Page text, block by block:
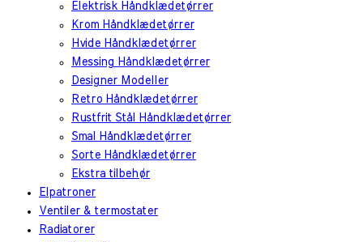
Elektrisk Håndklædetørrer
Krom Håndklædetørrer
Hvide Håndklædetørrer
Messing Håndklædetørrer
Designer Modeller
Retro Håndklædetørrer
Rustfrit Stål Håndklædetørrer
Smal Håndklædetørrer
Sorte Håndklædetørrer
Ekstra tilbehør
Elpatroner
Ventiler & termostater
Radiatorer